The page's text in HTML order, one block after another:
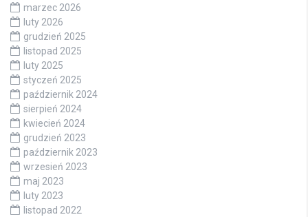
marzec 2026
luty 2026
grudzień 2025
listopad 2025
luty 2025
styczeń 2025
październik 2024
sierpień 2024
kwiecień 2024
grudzień 2023
październik 2023
wrzesień 2023
maj 2023
luty 2023
listopad 2022